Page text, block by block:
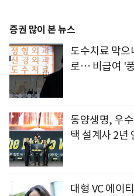
증권 많이 본 뉴스
도수치료 막
로… 비급여 '
동양생명, 우
택 설계사 2년
대형 VC 에이